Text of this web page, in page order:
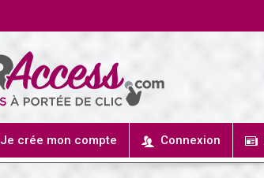
Je crée mon compte Connexion